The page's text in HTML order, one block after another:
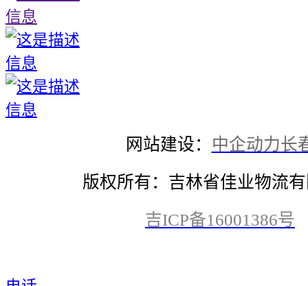
网站建设： 中企动力长
版权所有：吉林省佳业物流
吉ICP备16001386号